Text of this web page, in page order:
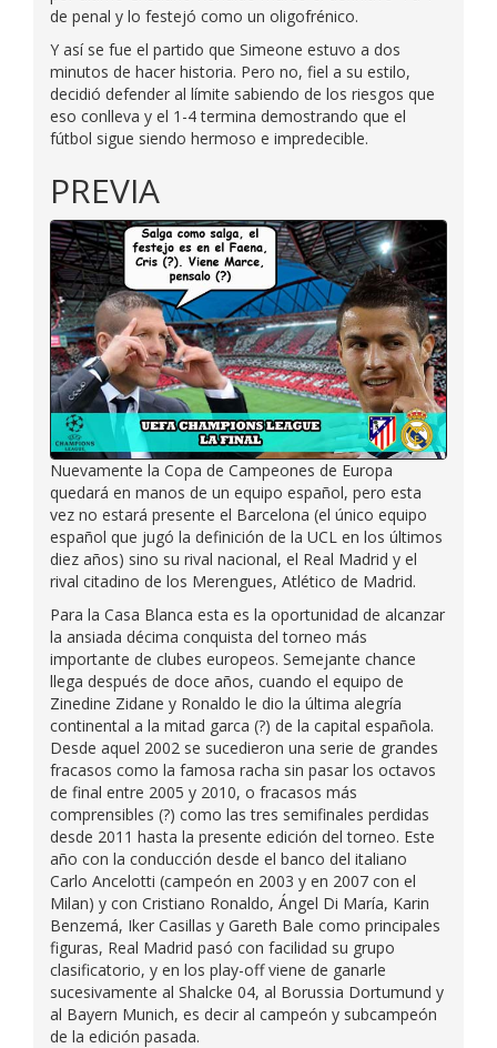
de penal y lo festejó como un oligofrénico.
Y así se fue el partido que Simeone estuvo a dos
minutos de hacer historia. Pero no, fiel a su estilo,
decidió defender al límite sabiendo de los riesgos que
eso conlleva y el 1-4 termina demostrando que el
fútbol sigue siendo hermoso e impredecible.
PREVIA
Nuevamente la Copa de Campeones de Europa
quedará en manos de un equipo español, pero esta
vez no estará presente el Barcelona (el único equipo
español que jugó la definición de la UCL en los últimos
diez años) sino su rival nacional, el Real Madrid y el
rival citadino de los Merengues, Atlético de Madrid.
Para la Casa Blanca esta es la oportunidad de alcanzar
la ansiada décima conquista del torneo más
importante de clubes europeos. Semejante chance
llega después de doce años, cuando el equipo de
Zinedine Zidane y Ronaldo le dio la última alegría
continental a la mitad garca (?) de la capital española.
Desde aquel 2002 se sucedieron una serie de grandes
fracasos como la famosa racha sin pasar los octavos
de final entre 2005 y 2010, o fracasos más
comprensibles (?) como las tres semifinales perdidas
desde 2011 hasta la presente edición del torneo. Este
año con la conducción desde el banco del italiano
Carlo Ancelotti (campeón en 2003 y en 2007 con el
Milan) y con Cristiano Ronaldo, Ángel Di María, Karin
Benzemá, Iker Casillas y Gareth Bale como principales
figuras, Real Madrid pasó con facilidad su grupo
clasificatorio, y en los play-off viene de ganarle
sucesivamente al Shalcke 04, al Borussia Dortumund y
al Bayern Munich, es decir al campeón y subcampeón
de la edición pasada.